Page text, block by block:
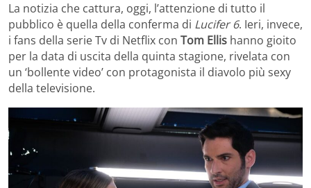
La notizia che cattura, oggi, l’attenzione di tutto il
pubblico è quella della conferma di Lucifer 6. Ieri, invece,
i fans della serie Tv di Netflix con Tom Ellis hanno gioito
per la data di uscita della quinta stagione, rivelata con
un ‘bollente video’ con protagonista il diavolo più sexy
della televisione.